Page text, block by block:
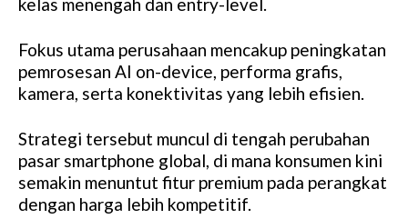
Fokus utama perusahaan mencakup peningkatan
pemrosesan AI on-device, performa grafis,
kamera, serta konektivitas yang lebih efisien.
Strategi tersebut muncul di tengah perubahan
pasar smartphone global, di mana konsumen kini
semakin menuntut fitur premium pada perangkat
dengan harga lebih kompetitif.